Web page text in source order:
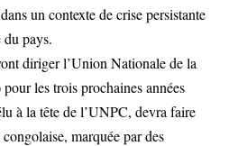
un contexte de crise persistante
du pays.
diriger l’Union Nationale de la
les trois prochaines années
à la tête de l’UNPC, devra faire
marquée par des